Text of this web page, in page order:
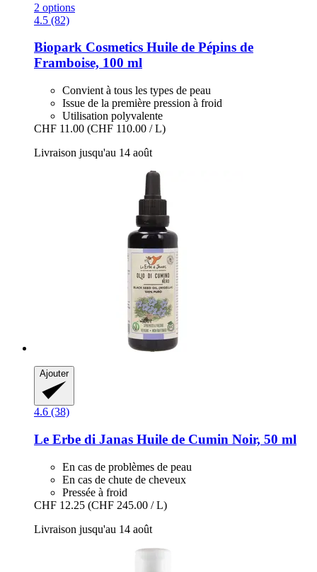
2 options
4.5 (82)
Biopark Cosmetics Huile de Pépins de
Framboise, 100 ml
Convient à tous les types de peau
Issue de la première pression à froid
Utilisation polyvalente
CHF 11.00 (CHF 110.00 / L)
Livraison jusqu'au 14 août
Ajouter
4.6 (38)
Le Erbe di Janas Huile de Cumin Noir, 50 ml
En cas de problèmes de peau
En cas de chute de cheveux
Pressée à froid
CHF 12.25 (CHF 245.00 / L)
Livraison jusqu'au 14 août